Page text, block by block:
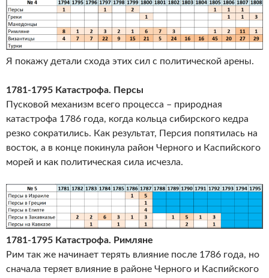
Я покажу детали схода этих сил с политической арены.
1781-1795 Катастрофа. Персы
Пусковой механизм всего процесса – природная
катастрофа 1786 года, когда кольца сибирского кедра
резко сократились. Как результат, Персия попятилась на
восток, а в конце покинула район Черного и Каспийского
морей и как политическая сила исчезла.
1781-1795 Катастрофа. Римляне
Рим так же начинает терять влияние после 1786 года, но
сначала теряет влияние в районе Черного и Каспийского